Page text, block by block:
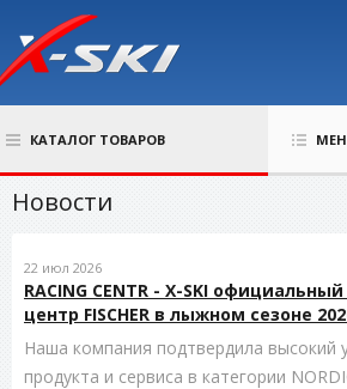
КАТАЛОГ ТОВАРОВ
Новости
22 июл 2026
RACING CENTR - X-SKI
центр FISCHER в лыжном сезоне
Наша компания подтвердила высокий
продукта и сервиса в категории